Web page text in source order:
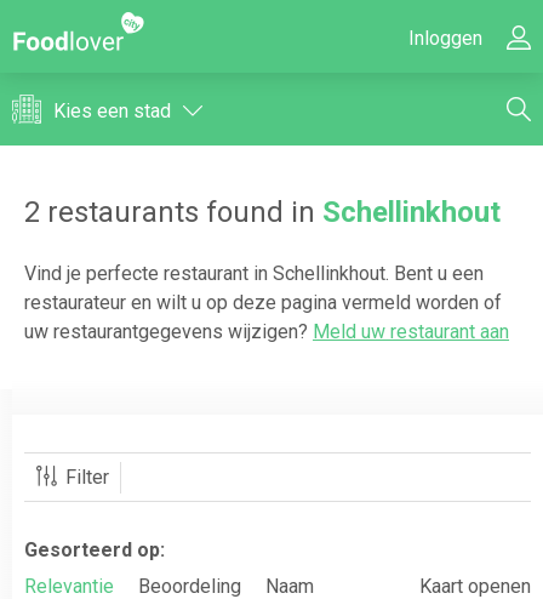
Inloggen
Kies een stad
2 restaurants found in Schellinkhout
Vind je perfecte restaurant in Schellinkhout. Bent u een
restaurateur en wilt u op deze pagina vermeld worden of
uw restaurantgegevens wijzigen? Meld uw restaurant aan
Filter
Gesorteerd op:
Relevantie
Beoordeling Naam Kaart openen